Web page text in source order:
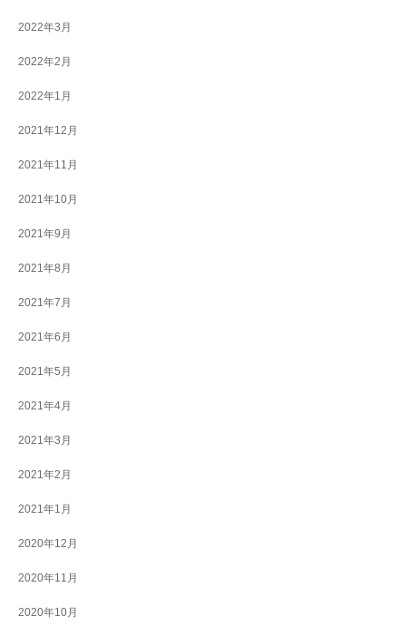
2022年3月
2022年2月
2022年1月
2021年12月
2021年11月
2021年10月
2021年9月
2021年8月
2021年7月
2021年6月
2021年5月
2021年4月
2021年3月
2021年2月
2021年1月
2020年12月
2020年11月
2020年10月